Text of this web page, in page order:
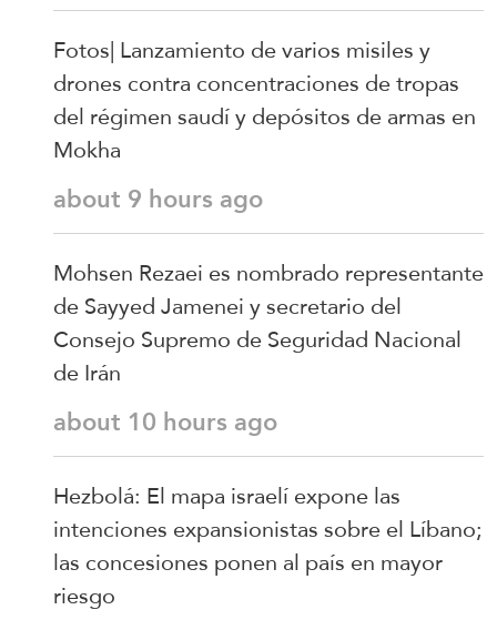
Fotos| Lanzamiento de varios misiles y
drones contra concentraciones de tropas
del régimen saudí y depósitos de armas en
Mokha
about 9 hours ago
Mohsen Rezaei es nombrado representante
de Sayyed Jamenei y secretario del
Consejo Supremo de Seguridad Nacional
de Irán
about 10 hours ago
Hezbolá: El mapa israelí expone las
intenciones expansionistas sobre el Líbano;
las concesiones ponen al país en mayor
riesgo